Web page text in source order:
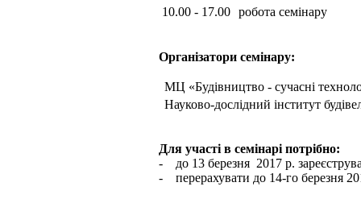
10.00 - 17.00 робота семінару
Організатори семінару:
МЦ «Будівництво - сучасні
Науково-дослідний інститут
Для участі в семінарі потрібно:
- до 13 березня 2017 р.
- перерахувати до 14-го березня